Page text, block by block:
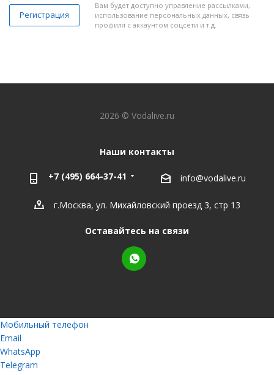
Регистрация
Вам будет доступно управление рассылками,
использование персональных данных, связь
профиля с аккаунтом соцсети и т.д.
2026 © Vodalive.ru
Наши контакты
+7 (495) 664-37-41 info@vodalive.ru
г.Москва, ул. Михайловский проезд 3, стр 13
Оставайтесь на связи
Мобильный телефон
Email
WhatsApp
Telegram